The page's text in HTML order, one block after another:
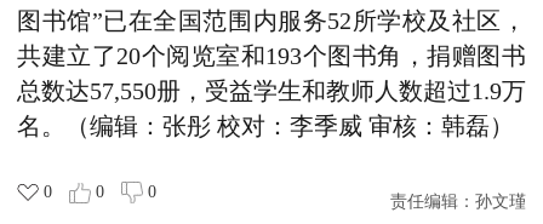
图书馆”已在全国范围内服务52所学校及社区，
共建立了20个阅览室和193个图书角，捐赠图书
总数达57,550册，受益学生和教师人数超过1.9万
名。（编辑：张彤 校对：李季威 审核：韩磊）
0 0 0
责任编辑： 孙文瑾